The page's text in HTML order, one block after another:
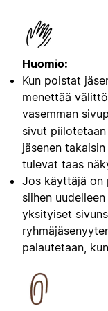
Huomio:
Kun poistat
menettää
vasemman
sivut
jäsenen
tulevat taas
Jos käyttäjä
siihen
yksityiset
palautetaan,